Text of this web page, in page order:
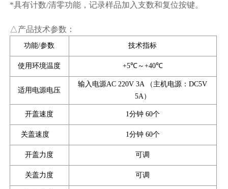
*具有计数/清零功能，记录样品加入支数和复位按键。
△产品技术参数：
功能/参数 技术指标
使用环境温度 +5℃～+40℃
适用电源电压
输入电源AC 220V 3A （主机电源：DC5V
5A）
开盖速度 1分钟 60个
关盖速度 1分钟 60个
开盖力度 可调
关盖力度 可调